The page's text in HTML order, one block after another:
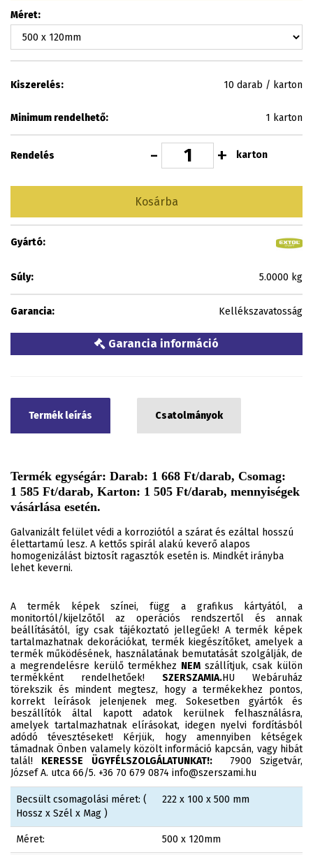
Méret:
Kiszerelés: 10 darab / karton
Minimum rendelhető: 1 karton
Rendelés - + karton
Kosárba
Gyártó:
Súly: 5.0000 kg
Garancia: Kellékszavatosság
Garancia információ
Termék leírás Csatolmányok
Termék egységár: Darab: 1 668 Ft/darab, Csomag:
1 585 Ft/darab, Karton: 1 505 Ft/darab, mennyiségek
vásárlása esetén.
Galvanizált felület védi a korroziótól a szárat és ezáltal hosszú
élettartamú lesz. A kettős spirál alakú keverő alapos
homogenizálást biztosít ragasztók esetén is. Mindkét irányba
lehet keverni.
A termék képek színei, függ a grafikus kártyától, a
monitortól/kijelzőtől az operációs rendszertől és annak
beállításától, így csak tájékoztató jellegűek! A termék képek
tartalmazhatnak dekorációkat, termék kiegészítőket, amelyek a
termék működésének, használatának bemutatását szolgálják, de
a megrendelésre kerülő termékhez NEM szállítjuk, csak külön
termékként rendelhetőek! SZERSZAMIA.HU Webáruház
törekszik és mindent megtesz, hogy a termékekhez pontos,
korrekt leírások jelenjenek meg. Sokesetben gyártók és
beszállítók által kapott adatok kerülnek felhasználásra,
amelyek tartalmazhatnak elírásokat, idegen nyelvi fordításból
adódó tévesztéseket! Kérjük, hogy amennyiben kétségek
támadnak Önben valamely közölt információ kapcsán, vagy hibát
talál! KERESSE ÜGYFÉLSZOLGÁLATUNKAT!:7900 Szigetvár,
József A. utca 66/5. +36 70 679 0874 info@szerszami.hu
Becsült csomagolási méret: (
Hossz x Szél x Mag )
222 x 100 x 500 mm
Méret: 500 x 120mm